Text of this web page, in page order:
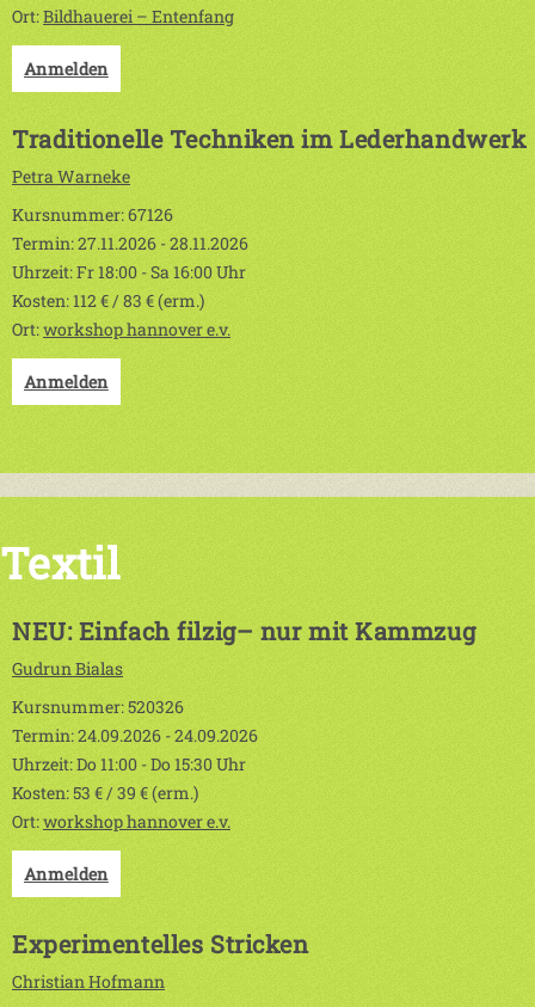
Ort:Bildhauerei – Entenfang
Anmelden
Traditionelle Techniken im Lederhandwerk
Petra Warneke
Kursnummer: 67126
Termin: 27.11.2026 - 28.11.2026
Uhrzeit: Fr 18:00 - Sa 16:00 Uhr
Kosten: 112 € / 83 € (erm.)
Ort:workshop hannover e.v.
Anmelden
Textil
NEU: Einfach filzig– nur mit Kammzug
Gudrun Bialas
Kursnummer: 520326
Termin: 24.09.2026 - 24.09.2026
Uhrzeit: Do 11:00 - Do 15:30 Uhr
Kosten: 53 € / 39 € (erm.)
Ort:workshop hannover e.v.
Anmelden
Experimentelles Stricken
Christian Hofmann